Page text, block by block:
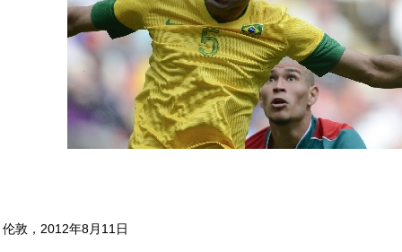
伦敦，2012年8月11日